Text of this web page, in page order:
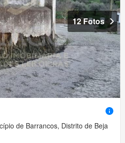
12 Fotos
de Barrancos, Distrito de Beja